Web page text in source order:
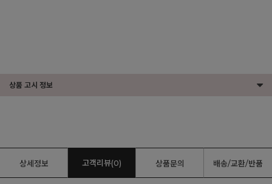
상품 고시 정보
상세정보 고객리뷰(0) 상품문의 배송/교환/반품